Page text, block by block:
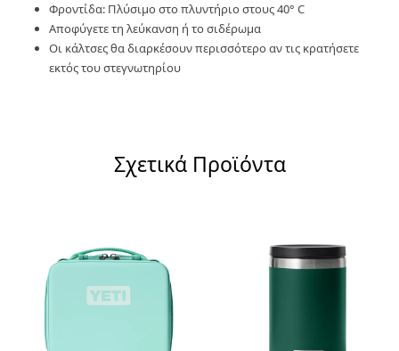
Φροντίδα: Πλύσιμο στο πλυντήριο στους 40° C
Αποφύγετε τη λεύκανση ή το σιδέρωμα
Οι κάλτσες θα διαρκέσουν περισσότερο αν τις κρατήσετε
εκτός του στεγνωτηρίου
Σχετικά Προϊόντα